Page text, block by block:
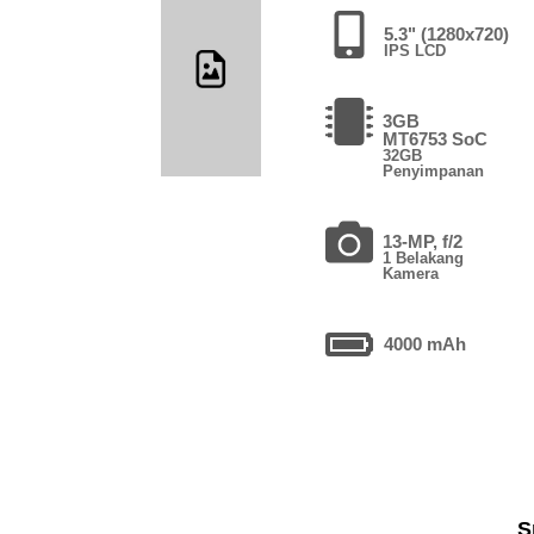
5.3" (1280x720)
IPS LCD
3GB
MT6753 SoC
32GB
Penyimpanan
13-MP, f/2
1 Belakang
Kamera
4000 mAh